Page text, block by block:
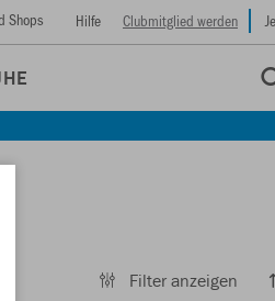
Shops Hilfe Clubmitglied werden
Filter anzeigen